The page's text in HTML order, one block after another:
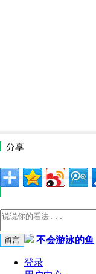
分享
不会游泳的鱼
登录